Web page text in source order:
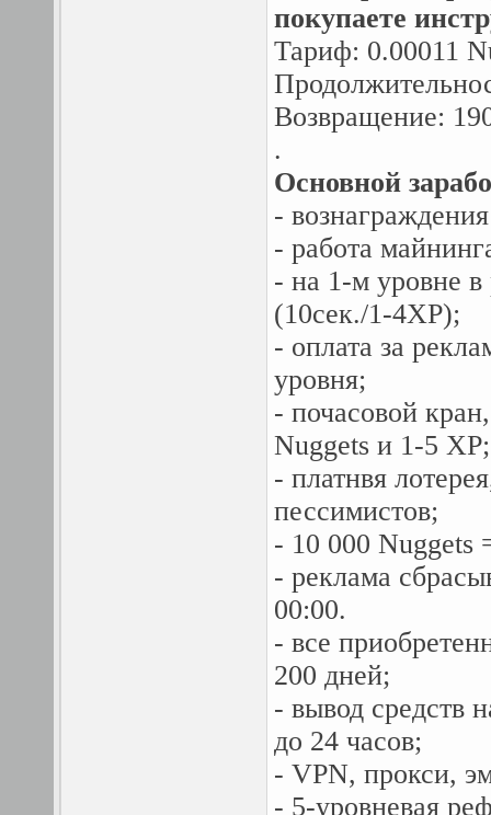
покупаете
Тариф: 0.00011
Возвращение:
.
Основной
-
- работа
- на 1-м уровне
(10сек./1-4XP);
- оплата за
уровня;
- почасовой
Nuggets и 1-5 XP;
- платнвя
пессимистов;
- 10 000 Nuggets
- реклама
00:00.
- все
200 дней;
- вывод средств
до 24 часов;
- VPN, прокси,
- 5-уровневая